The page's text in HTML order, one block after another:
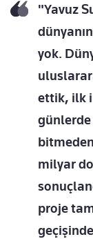
"Yavuz
yok.
ettik, ilk
günlerde
milyar
proje